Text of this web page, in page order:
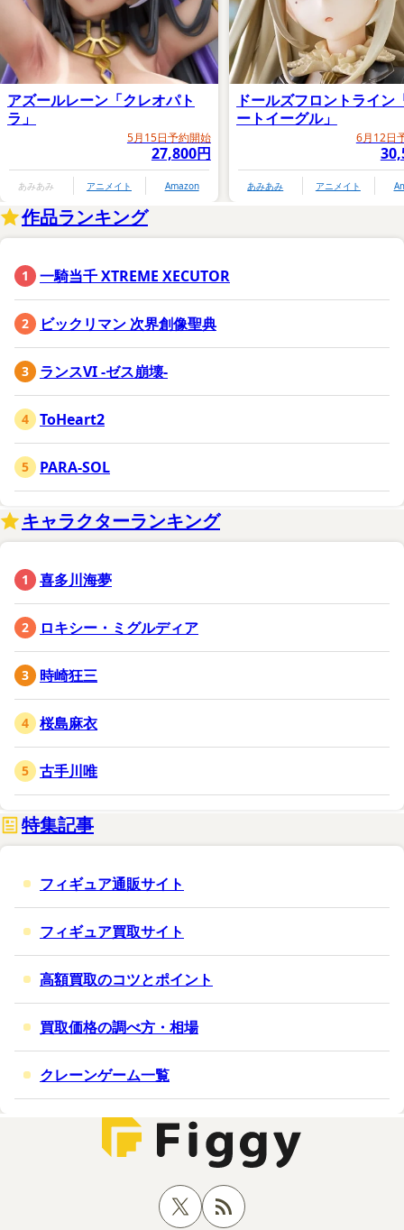
アズールレーン「クレオパト
ラ」
5月15日予約開始
27,800円
あみあみ アニメイト Amazon
ドールズフロントライン
ートイーグル」
6月12日
あみあみ アニメイト
作品ランキング
一騎当千 XTREME XECUTOR
ビックリマン 次界創像聖典
ランスVI -ゼス崩壊-
ToHeart2
PARA-SOL
キャラクターランキング
喜多川海夢
ロキシー・ミグルディア
時崎狂三
桜島麻衣
古手川唯
特集記事
フィギュア通販サイト
フィギュア買取サイト
高額買取のコツとポイント
買取価格の調べ方・相場
クレーンゲーム一覧